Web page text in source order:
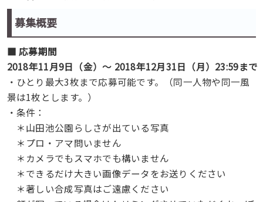
募集概要
■ 応募期間
2018年11月9日（金）～ 2018年12月31日（月）23:59まで
・ひとり最大3枚まで応募可能です。（同一人物や同一風
景は1枚とします。）
・条件：
＊山田池公園らしさが出ている写真
＊プロ・アマ問いません
＊カメラでもスマホでも構いません
＊できるだけ大きい画像データをお送りください
＊著しい合成写真はご遠慮ください